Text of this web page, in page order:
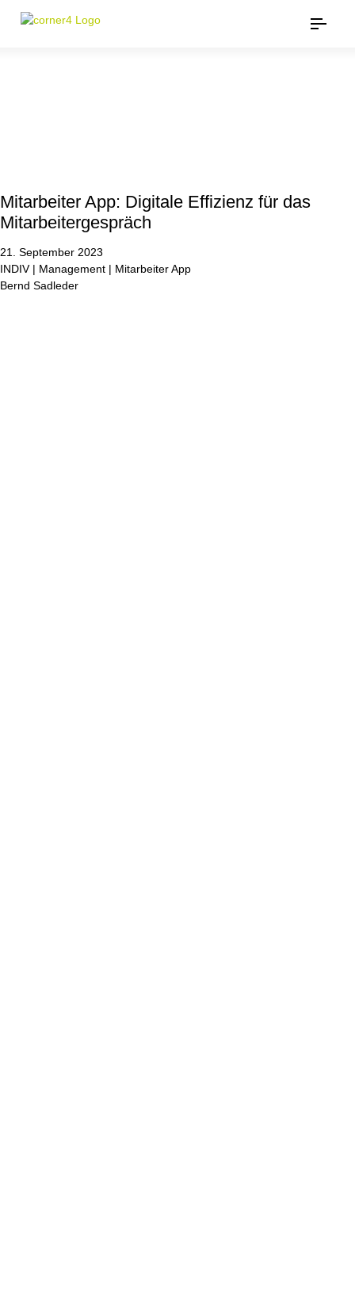
Mitarbeiter App: Digitale Effizienz für das
Mitarbeitergespräch
21. September 2023
INDIV | Management | Mitarbeiter App
Bernd Sadleder